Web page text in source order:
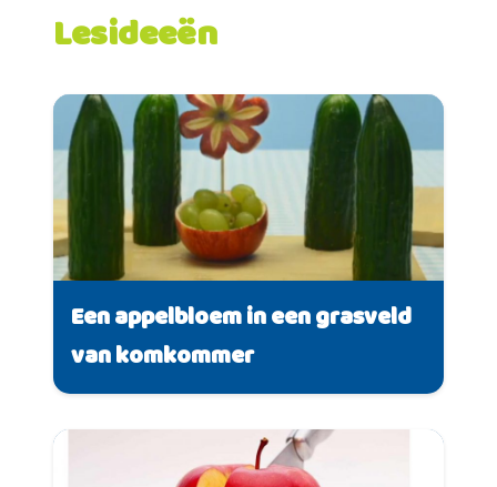
Lesideeën
Een appelbloem in een grasveld
van komkommer